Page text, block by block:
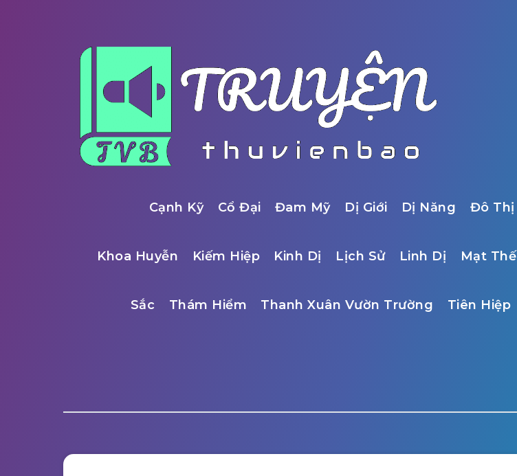
Cạnh Kỹ Cổ Đại Đam Mỹ Dị Giới Dị Năng Đô Thị
Khoa Huyễn Kiếm Hiệp Kinh Dị Lịch Sử Linh Dị Mạt Thế
Sắc Thám Hiểm Thanh Xuân Vườn Trường Tiên Hiệp